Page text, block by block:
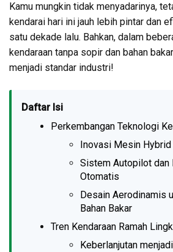
Kamu mungkin tidak menyadarinya,
kendarai hari ini jauh lebih pintar dan
satu dekade lalu. Bahkan, dalam
kendaraan tanpa sopir dan bahan
menjadi standar industri!
Daftar Isi
Perkembangan Teknologi
Inovasi Mesin
Sistem Autopilot dan
Otomatis
Desain Aerodinamis
Bahan Bakar
Tren Kendaraan Ramah
Keberlanjutan